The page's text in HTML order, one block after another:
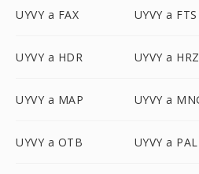
UYVY a FAX UYVY a FTS
UYVY a HDR UYVY a HRZ
UYVY a MAP UYVY a
UYVY a OTB UYVY a PAL